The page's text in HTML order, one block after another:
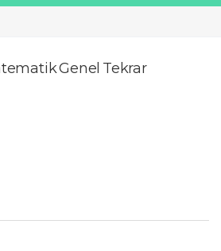
Genel Tekrar